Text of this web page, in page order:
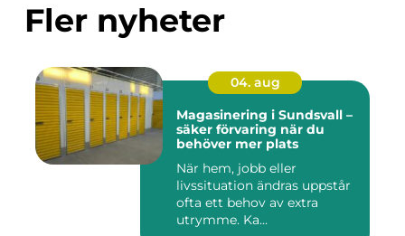
Fler nyheter
04. aug
Magasinering i Sundsvall –
säker förvaring när du
behöver mer plats
När hem, jobb eller
livssituation ändras uppstår
ofta ett behov av extra
utrymme. Ka...